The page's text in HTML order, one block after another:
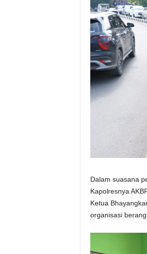
Dalam suasana
Kapolresnya
Ketua
organisasi